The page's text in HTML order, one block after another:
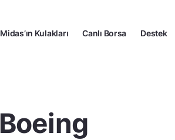
Midas’ın Kulakları Canlı Borsa Destek
Boeing